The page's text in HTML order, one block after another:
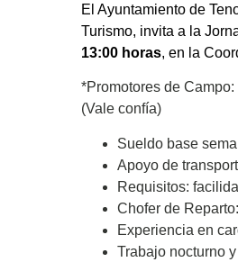
El Ayuntamiento de
Turismo, invita a la
13:00 horas, en la
*Promotores de Campo:
(Vale confía)
Sueldo base
Apoyo de
Requisitos:
Chofer de
Experiencia en
Trabajo nocturno